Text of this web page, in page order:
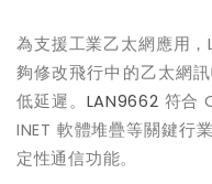
為支援工業乙太網應用，
夠修改飛行中的乙太網
低延遲。 LAN9662 符合
INET 軟體堆疊等關鍵行
定性通信功能。